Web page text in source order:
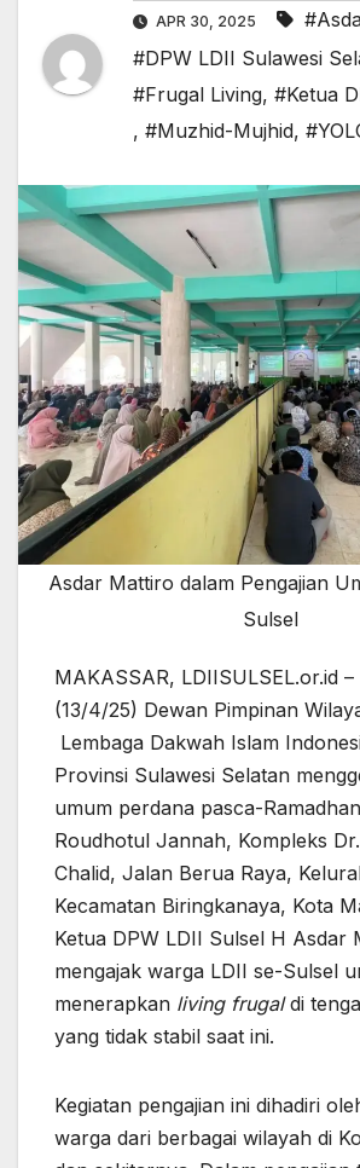
APR 30, 2025
#DPW LDII Sulawesi
#Frugal Living, #Ketua
, #Muzhid-Mujhid,
Asdar Mattiro dalam Pengajian
Sulsel
MAKASSAR, LDIISULSEL.or.id
(13/4/25) Dewan Pimpinan
Lembaga Dakwah Islam
Provinsi Sulawesi Selatan
umum perdana pasca-
Roudhotul Jannah, Kompleks
Chalid, Jalan Berua Raya,
Kecamatan Biringkanaya, Kota
Ketua DPW LDII Sulsel H Asdar
mengajak warga LDII se-Sulsel
menerapkan living frugaldi
yang tidak stabil saat ini.
Kegiatan pengajian ini dihadiri
warga dari berbagai wilayah di